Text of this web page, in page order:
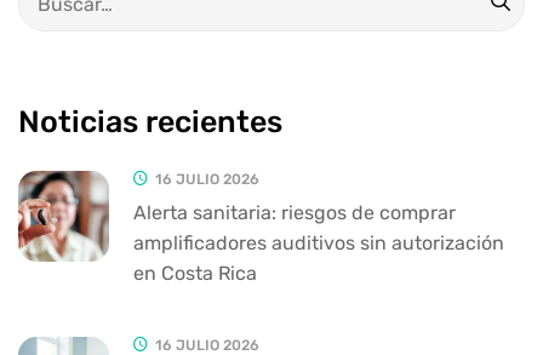
Noticias recientes
16 JULIO 2026
Alerta sanitaria: riesgos de comprar
amplificadores auditivos sin autorización
en Costa Rica
16 JULIO 2026